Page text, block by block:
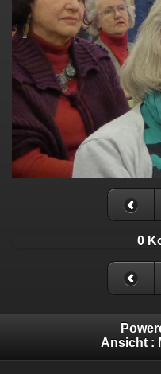
0
Ansicht :